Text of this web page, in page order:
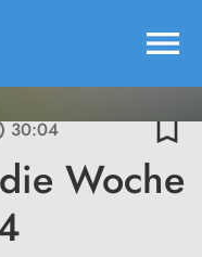
menu
30:04 bookmark_border
Woche